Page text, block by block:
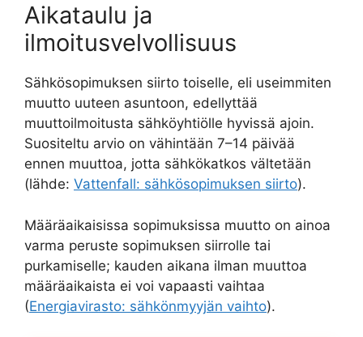
Aikataulu ja
ilmoitusvelvollisuus
Sähkösopimuksen siirto toiselle, eli useimmiten
muutto uuteen asuntoon, edellyttää
muuttoilmoitusta sähköyhtiölle hyvissä ajoin.
Suositeltu arvio on vähintään 7–14 päivää
ennen muuttoa, jotta sähkökatkos vältetään
(lähde: Vattenfall: sähkösopimuksen siirto).
Määräaikaisissa sopimuksissa muutto on ainoa
varma peruste sopimuksen siirrolle tai
purkamiselle; kauden aikana ilman muuttoa
määräaikaista ei voi vapaasti vaihtaa
(Energiavirasto: sähkönmyyjän vaihto).